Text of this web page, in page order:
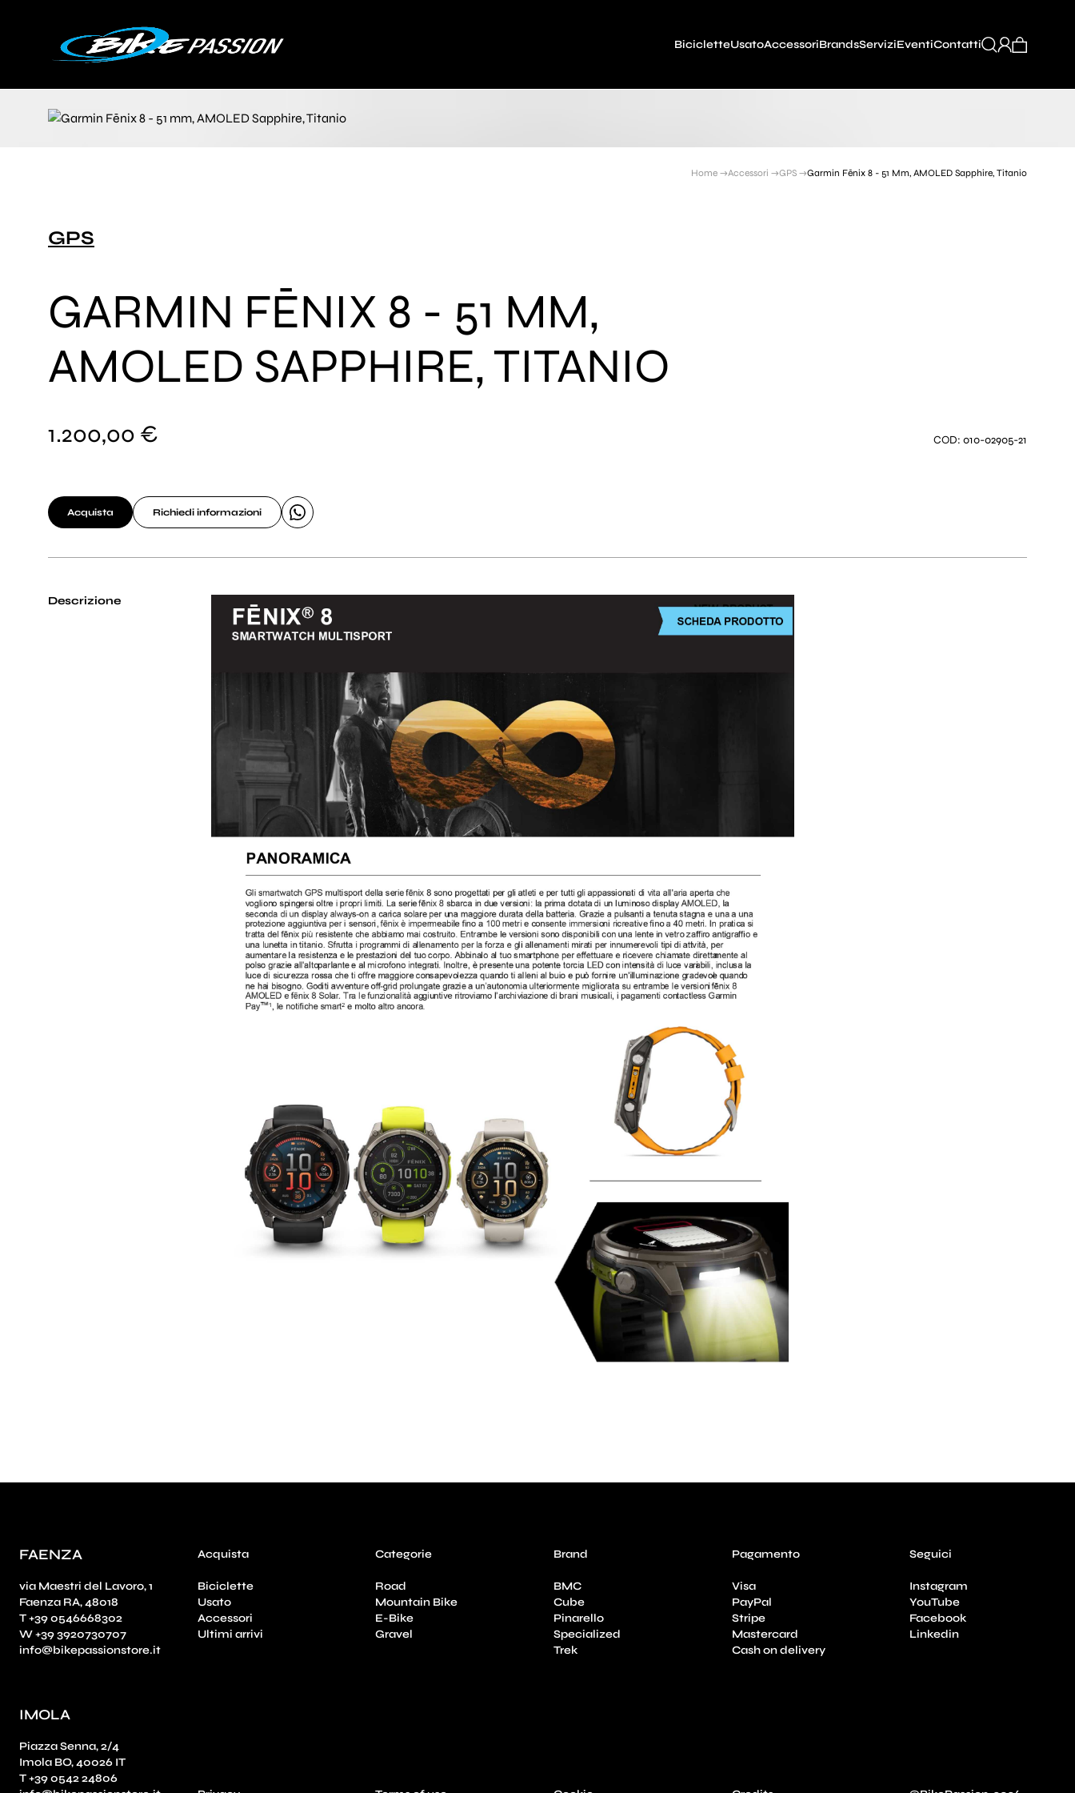
BicicletteUsatoAccessoriBrandsServiziEventiContatti
Home →Accessori →GPS →Garmin Fēnix 8 - 51 Mm, AMOLED Sapphire, Titanio
GPS
GARMIN FĒNIX 8 - 51 MM,
AMOLED SAPPHIRE, TITANIO
1.200,00 € COD: 010-02905-21
Acquista Richiedi informazioni
Descrizione
FAENZA
via Maestri del Lavoro, 1
Faenza RA, 48018
T +39 0546668302
W +39 3920730707
info@bikepassionstore.it
IMOLA
Piazza Senna, 2/4
Imola BO, 40026 IT
T +39 0542 24806
Acquista
Biciclette
Usato
Accessori
Ultimi arrivi
Categorie
Road
Mountain Bike
E-Bike
Gravel
Brand
BMC
Cube
Pinarello
Specialized
Trek
Pagamento
Visa
PayPal
Stripe
Mastercard
Cash on delivery
Seguici
Instagram
YouTube
Facebook
Linkedin